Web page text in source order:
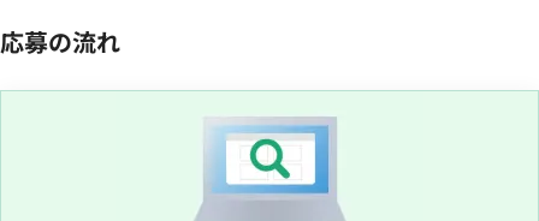
応募の流れ